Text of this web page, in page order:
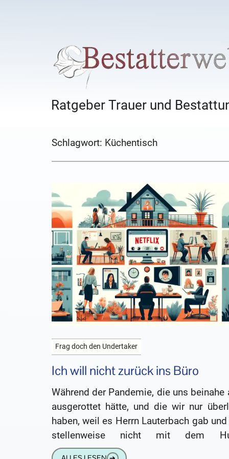
Ratgeber Trauer und
Schlagwort: Küchentisch
Frag doch den Undertaker
Ich will nicht zurück ins Büro
Während der Pandemie, die uns beinahe
ausgerottet hätte, und die wir nur
haben, weil es Herrn Lauterbach gab
stellenweise nicht mit dem
Gassigehen durften, hat